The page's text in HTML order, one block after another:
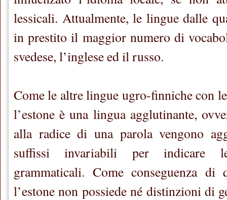
lessicali. Attualmente, le lingue dalle
in prestito il maggior numero di
svedese, l’inglese ed il russo.
Come le altre lingue ugro-finniche con
l’estone è una lingua agglutinante,
alla radice di una parola vengono
suffissi invariabili per indicare
grammaticali. Come conseguenza di
l’estone non possiede né distinzioni di